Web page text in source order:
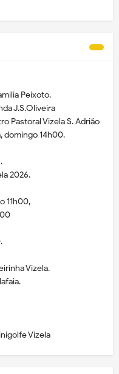
Peixoto.
J.S.Oliveira
Pastoral Vizela S. Adrião
domingo 14h00.
2026.
11h00,
Vizela.
Vizela